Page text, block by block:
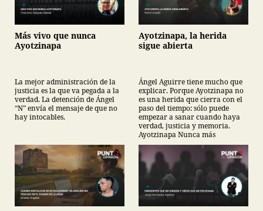
Más vivo que nunca
Ayotzinapa
La mejor administración de la
justicia es la que va pegada a la
verdad. La detención de Ángel
“N” envía el mensaje de que no
hay intocables.
Ayotzinapa, la herida
sigue abierta
Ángel Aguirre tiene mucho que
explicar. Porque Ayotzinapa no
es una herida que cierra con el
paso del tiempo: sólo puede
empezar a sanar cuando haya
verdad, justicia y memoria.
Ayotzinapa Nunca más